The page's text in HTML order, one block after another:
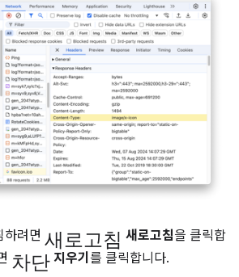
하려면 새로고침 새로고침을 클릭합
차단 지우기 를 클릭합니다.